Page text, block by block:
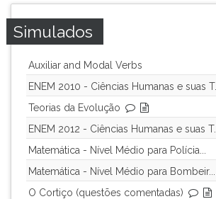
Simulados
Auxiliar and Modal Verbs
ENEM 2010 - Ciências Humanas e suas T...
Teorias da Evolução
ENEM 2012 - Ciências Humanas e suas T...
Matemática - Nível Médio para Polícia...
Matemática - Nível Médio para Bombeir...
O Cortiço (questões comentadas)